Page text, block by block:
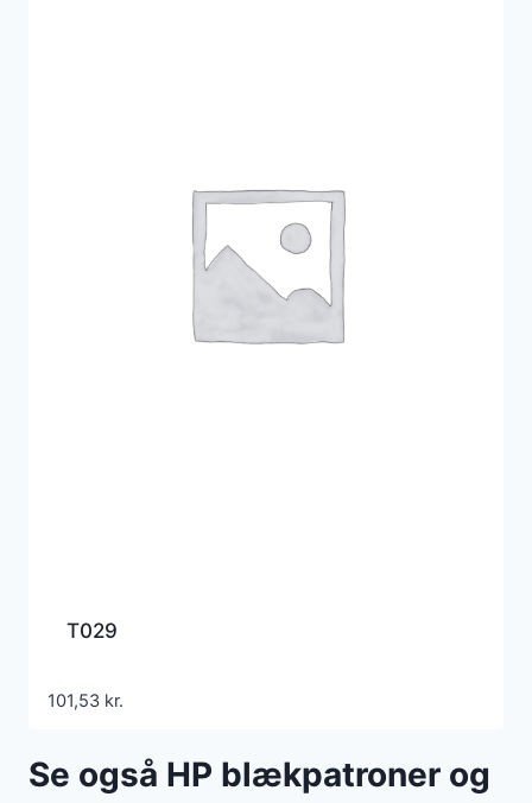
T029
101,53 kr.
Se også HP blækpatroner og